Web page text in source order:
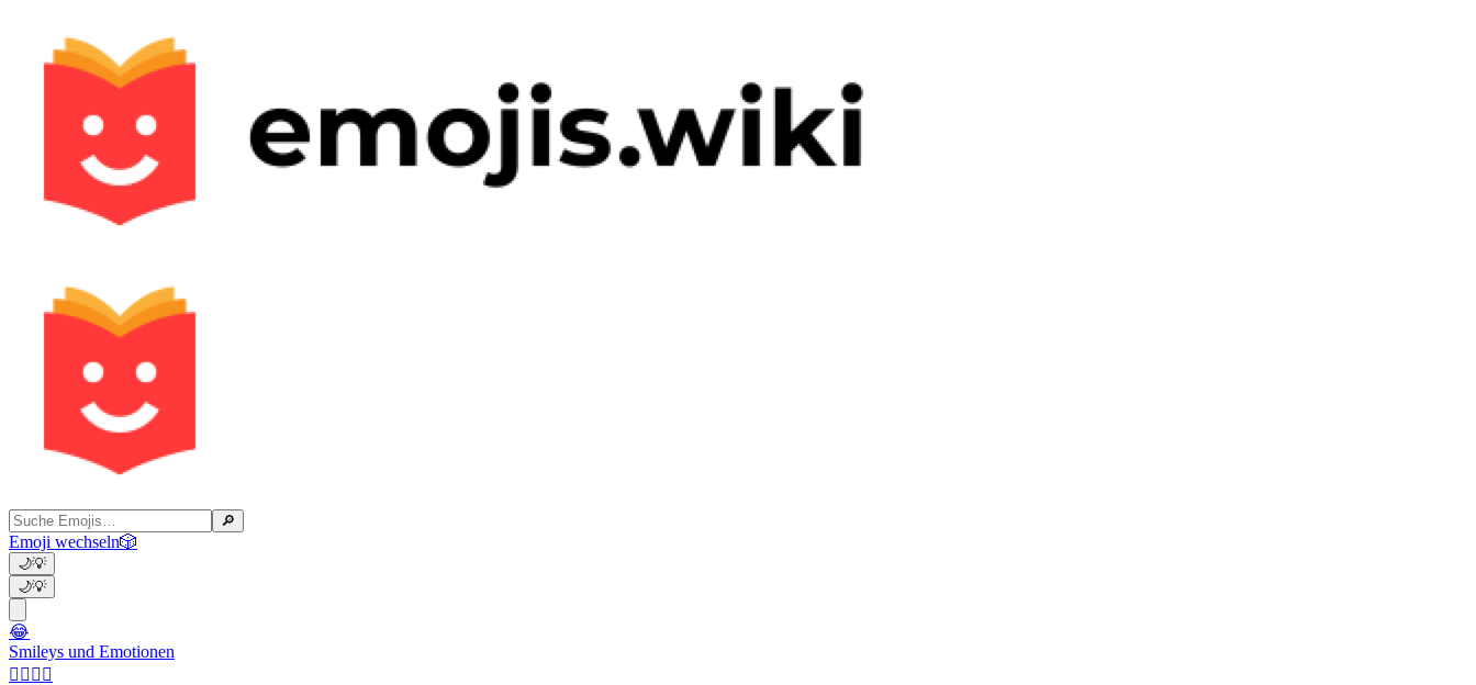
🔎
Emoji wechseln🎲
🌙💡
🌙💡
😂
Smileys und Emotionen
👩‍❤️‍💋‍👨